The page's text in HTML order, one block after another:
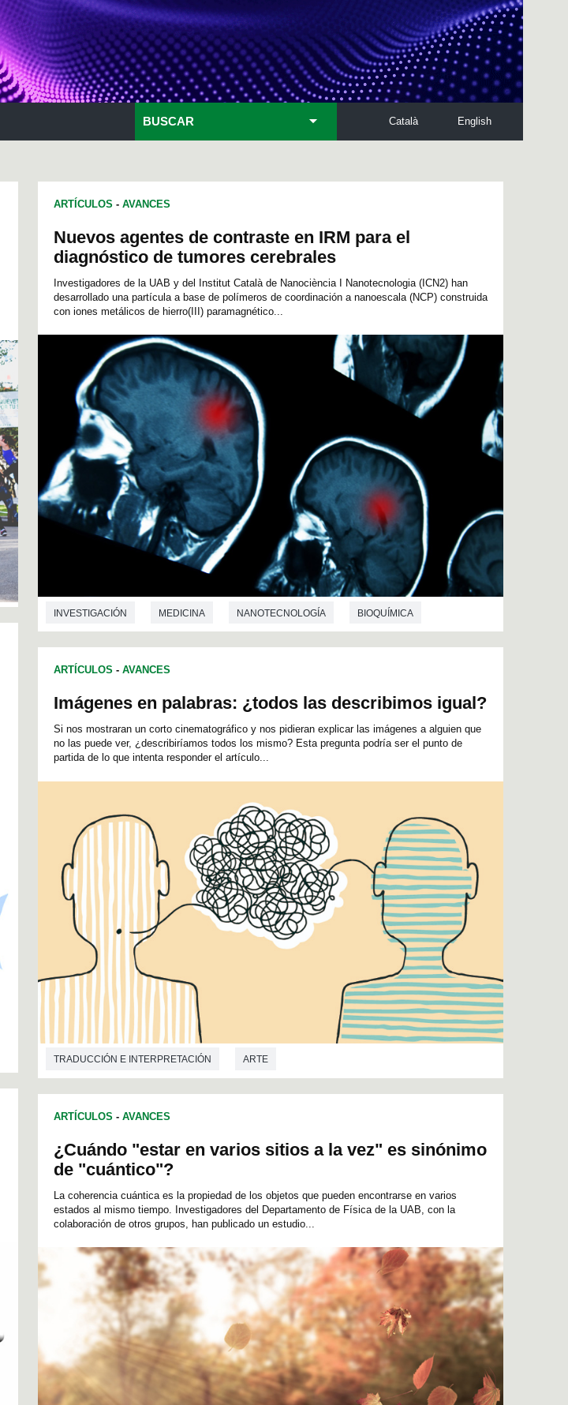
English
Català
BUSCAR
ARTÍCULOS - AVANCES
Nuevos agentes de contraste en IRM para el
diagnóstico de tumores cerebrales
Investigadores de la UAB y del Institut Català de Nanociència I Nanotecnologia (ICN2) han
desarrollado una partícula a base de polímeros de coordinación a nanoescala (NCP) construida
con iones metálicos de hierro(III) paramagnético...
INVESTIGACIÓN MEDICINA NANOTECNOLOGÍA BIOQUÍMICA
ARTÍCULOS - AVANCES
Imágenes en palabras: ¿todos las describimos igual?
Si nos mostraran un corto cinematográfico y nos pidieran explicar las imágenes a alguien que
no las puede ver, ¿describiríamos todos los mismo? Esta pregunta podría ser el punto de
partida de lo que intenta responder el artículo...
TRADUCCIÓN E INTERPRETACIÓN ARTE
ARTÍCULOS - AVANCES
¿Cuándo "estar en varios sitios a la vez" es sinónimo
de "cuántico"?
La coherencia cuántica es la propiedad de los objetos que pueden encontrarse en varios
estados al mismo tiempo. Investigadores del Departamento de Física de la UAB, con la
colaboración de otros grupos, han publicado un estudio...